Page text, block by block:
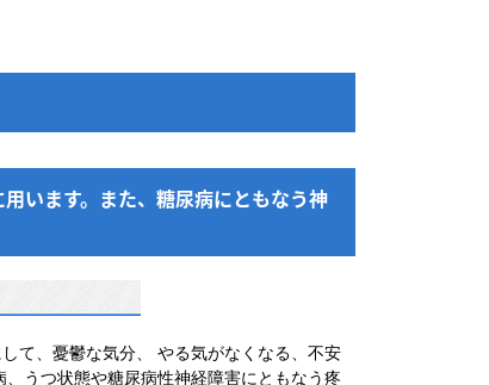
います。また、糖尿病にともなう神
て、憂鬱な気分、 やる気がなくなる、不安
うつ状態や糖尿病性神経障害にともなう疼